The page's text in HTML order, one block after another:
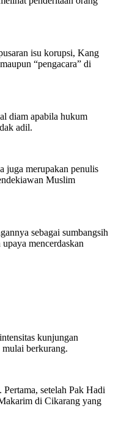
isu korupsi, Kang
“pengacara” di
diam apabila hukum
adil.
juga merupakan penulis
Muslim
sebagai sumbangsih
mencerdaskan
kunjungan
mulai berkurang.
setelah Pak Hadi
di Cikarang yang